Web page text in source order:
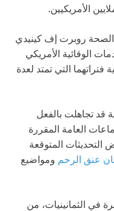
الأمريكيين.
أبلغ وزير الصحة روبرت إف كينيدي
الوقائية الأمريكي
فتراتهما التي تمتد لعدة
قد تجاهلت بالفعل
العامة المقررة
المتوقعة
عنق الرحم ومواضيع
في الثمانينيات، من